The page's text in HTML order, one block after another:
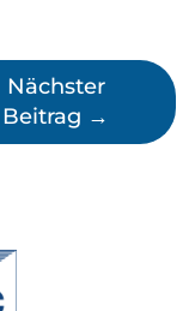
Nächster
Beitrag →